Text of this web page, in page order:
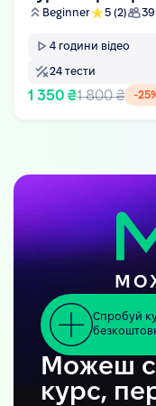
Beginner 5 (2) 39
4 години відео
24 тести
1 350 ₴1 800 ₴ -25
Можеш
курс,
Спробуй